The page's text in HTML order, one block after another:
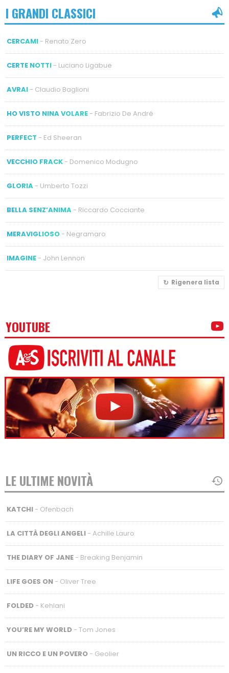
I GRANDI CLASSICI
CERCAMI- Renato Zero
CERTE NOTTI- Luciano Ligabue
AVRAI- Claudio Baglioni
HO VISTO NINA VOLARE- Fabrizio De André
PERFECT - Ed Sheeran
VECCHIO FRACK- Domenico Modugno
GLORIA- Umberto Tozzi
BELLA SENZ’ANIMA- Riccardo Cocciante
MERAVIGLIOSO- Negramaro
IMAGINE- John Lennon
Rigenera lista
YOUTUBE
LE ULTIME NOVITÀ
KATCHI- Ofenbach
LA CITTÀ DEGLI ANGELI- Achille Lauro
THE DIARY OF JANE- Breaking Benjamin
LIFE GOES ON- Oliver Tree
FOLDED- Kehlani
YOU’RE MY WORLD- Tom Jones
UN RICCO E UN POVERO- Geolier